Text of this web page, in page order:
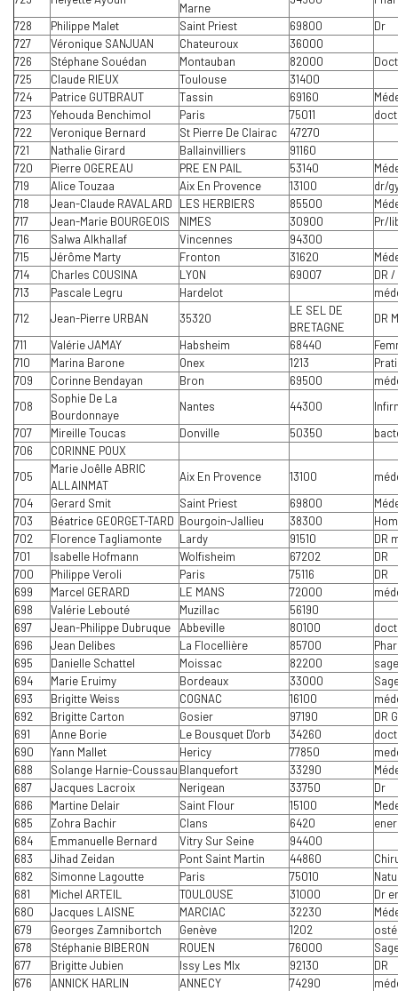
Marne
728
Philippe Malet Saint Priest 69800
Dr
727
Véronique SANJUAN Chateuroux
36000
726
Stéphane Souédan Montauban 82000
725
Claude RIEUX Toulouse
31400
724
Patrice GUTBRAUT Tassin 69160
723
Yehouda Benchimol Paris 75011
722
Veronique Bernard St Pierre De Clairac
47270
721
Nathalie Girard Ballainvilliers
91160
720
Pierre OGEREAU PRE EN PAIL 53140
719
Alice Touzaa Aix En Provence 13100
dr/
718
Jean-Claude RAVALARD LES HERBIERS 85500
717
Jean-Marie BOURGEOIS NIMES 30900
Pr/
716
Salwa Alkhallaf Vincennes
94300
715
Jérôme Marty Fronton 31620
714
Charles COUSINA LYON 69007
DR
713
Pascale Legru Hardelot
712
Jean-Pierre URBAN 35320
LE SEL DE
BRETAGNE
DR
711
Valérie JAMAY Habsheim 68440
710
Marina Barone Onex 1213
709
Corinne Bendayan Bron 69500
708
Sophie De La
Bourdonnaye
Nantes 44300
707
Mireille Toucas Donville 50350
706
CORINNE POUX
705
Marie Joêlle ABRIC
ALLAINMAT
Aix En Provence 13100
704
Gerard Smit Saint Priest 69800
703
Béatrice GEORGET-TARD Bourgoin-Jallieu 38300
702
Florence Tagliamonte Lardy 91510
DR
701
Isabelle Hofmann Wolfisheim 67202
DR
700
Philippe Veroli Paris 75116
DR
699
Marcel GERARD LE MANS 72000
698
Valérie Lebouté Muzillac
56190
697
Jean-Philippe Dubruque Abbeville 80100
696
Jean Delibes La Flocellière 85700
695
Danielle Schattel Moissac 82200
694
Marie Eruimy Bordeaux 33000
693
Brigitte Weiss COGNAC 16100
692
Brigitte Carton Gosier 97190
DR
691
Anne Borie Le Bousquet D'orb 34260
690
Yann Mallet Hericy 77850
688
Solange Harnie-Coussau Blanquefort 33290
687
Jacques Lacroix Nerigean 33750
Dr
686
Martine Delair Saint Flour 15100
685
Zohra Bachir Clans 6420
684
Emmanuelle Bernard Vitry Sur Seine
94400
683
Jihad Zeidan Pont Saint Martin 44860
682
Simonne Lagoutte Paris 75010
681
Michel ARTEIL TOULOUSE 31000
Dr
680
Jacques LAISNE MARCIAC 32230
679
Georges Zamnibortch Genève 1202
678
Stéphanie BIBERON ROUEN 76000
677
Brigitte Jubien Issy Les Mlx 92130
DR
676
ANNICK HARLIN ANNECY 74290